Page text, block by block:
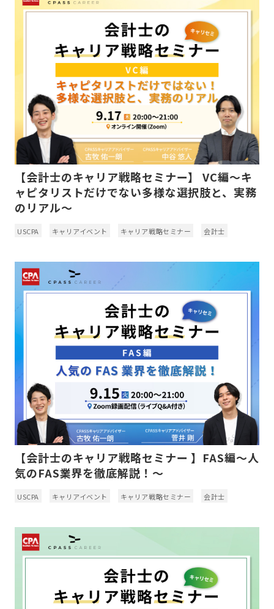
【会計士のキャリア戦略セミナー】 VC編～キ
ャピタリストだけでない多様な選択肢と、実務
のリアル～
USCPA キャリアイベント キャリア戦略セミナー 会計士
【会計士のキャリア戦略セミナー 】FAS編～人
気のFAS業界を徹底解説！～
USCPA キャリアイベント キャリア戦略セミナー 会計士